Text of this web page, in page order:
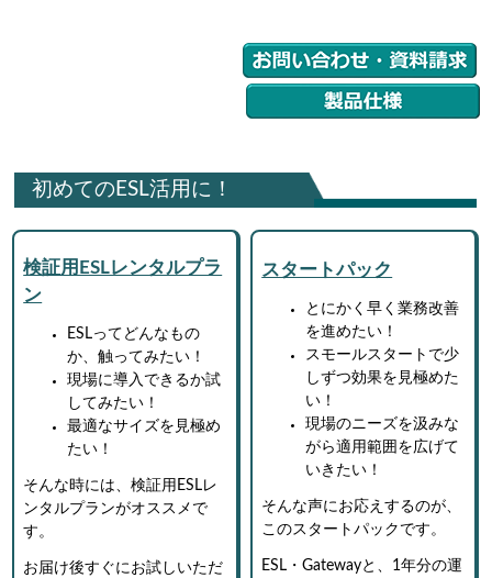
初めてのESL活用に！
検証用ESLレンタルプラ
ン
ESLってどんなもの
か、触ってみたい！
現場に導入できるか試
してみたい！
最適なサイズを見極め
たい！
そんな時には、検証用ESLレ
ンタルプランがオススメで
す。
お届け後すぐにお試しいただ
スタートパック
とにかく早く業務改善
を進めたい！
スモールスタートで少
しずつ効果を見極めた
い！
現場のニーズを汲みな
がら適用範囲を広げて
いきたい！
そんな声にお応えするのが、
このスタートパックです。
ESL・Gatewayと、1年分の運